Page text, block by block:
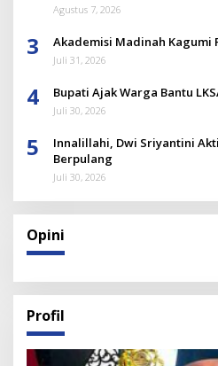
Agustus 7, 2026
3 Akademisi Madinah Kagumi
Juli 31, 2026
4 Bupati Ajak Warga Bantu
Juli 30, 2026
5
Innalillahi, Dwi Sriyantini
Berpulang
Juli 30, 2026
Opini
Profil